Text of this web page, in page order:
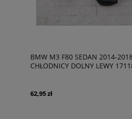
BMW M3 F80 SEDAN 2014-
CHŁODNICY DOLNY LEWY
62,95 zł